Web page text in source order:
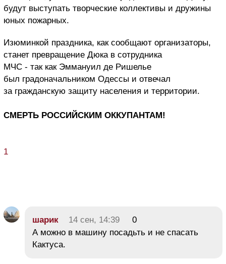
будут выступать творческие коллективы и дружины
юных пожарных.
Изюминкой праздника, как сообщают организаторы,
станет превращение Дюка в сотрудника
МЧС - так как Эммануил де Ришелье
был градоначальником Одессы и отвечал
за гражданскую защиту населения и территории.
СМЕРТЬ РОССИЙСКИМ ОККУПАНТАМ!
1
шарик 14 сен, 14:39
0
А можно в машину посадьть и не спасать
Кактуса.